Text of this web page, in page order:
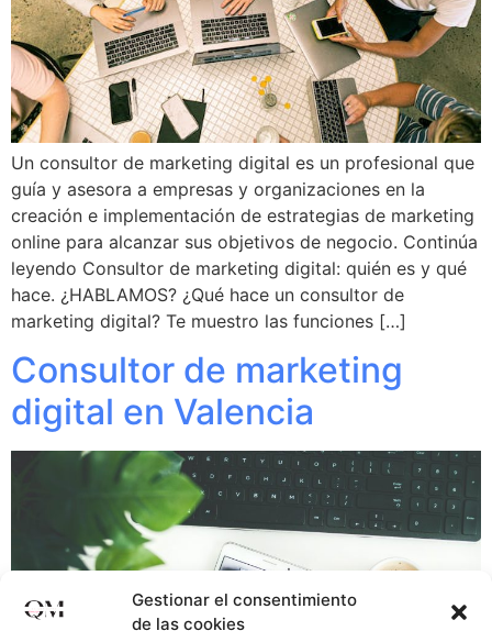
Gestionar el consentimiento
de las cookies
Un consultor de marketing digital es un profesional que
guía y asesora a empresas y organizaciones en la
creación e implementación de estrategias de marketing
online para alcanzar sus objetivos de negocio. Continúa
leyendo Consultor de marketing digital: quién es y qué
hace. ¿HABLAMOS? ¿Qué hace un consultor de
marketing digital? Te muestro las funciones […]
Consultor de marketing
digital en Valencia